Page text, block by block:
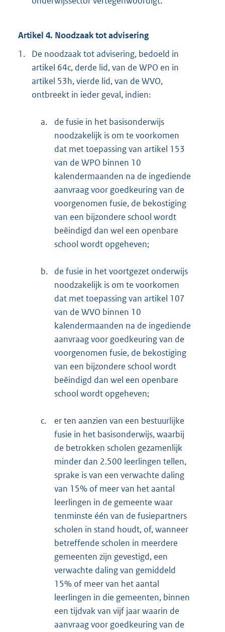
Artikel 4. Noodzaak tot advisering
1.
De noodzaak tot advisering, bedoeld in
artikel 64c, derde lid, van de WPO en in
artikel 53h, vierde lid, van de WVO,
ontbreekt in ieder geval, indien:
a.
de fusie in het basisonderwijs
noodzakelijk is om te voorkomen
dat met toepassing van artikel 153
van de WPO binnen 10
kalendermaanden na de ingediende
aanvraag voor goedkeuring van de
voorgenomen fusie, de bekostiging
van een bijzondere school wordt
beëindigd dan wel een openbare
school wordt opgeheven;
b.
de fusie in het voortgezet onderwijs
noodzakelijk is om te voorkomen
dat met toepassing van artikel 107
van de WVO binnen 10
kalendermaanden na de ingediende
aanvraag voor goedkeuring van de
voorgenomen fusie, de bekostiging
van een bijzondere school wordt
beëindigd dan wel een openbare
school wordt opgeheven;
c.
er ten aanzien van een bestuurlijke
fusie in het basisonderwijs, waarbij
de betrokken scholen gezamenlijk
minder dan 2.500 leerlingen tellen,
sprake is van een verwachte daling
van 15% of meer van het aantal
leerlingen in de gemeente waar
tenminste één van de fusiepartners
scholen in stand houdt, of, wanneer
betreffende scholen in meerdere
gemeenten zijn gevestigd, een
verwachte daling van gemiddeld
15% of meer van het aantal
leerlingen in die gemeenten, binnen
een tijdvak van vijf jaar waarin de
aanvraag voor goedkeuring van de